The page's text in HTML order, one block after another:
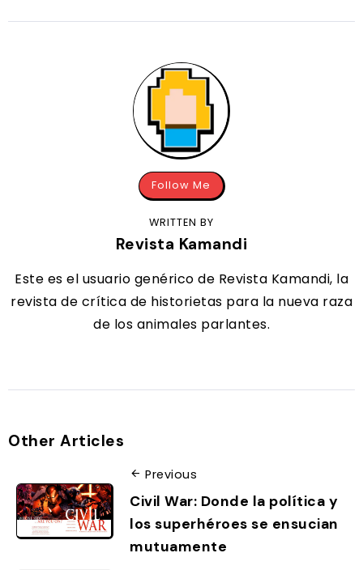
Follow Me
WRITTEN BY
Revista Kamandi
Este es el usuario genérico de Revista Kamandi, la
revista de crítica de historietas para la nueva raza
de los animales parlantes.
Other Articles
Previous
Civil War: Donde la política y
los superhéroes se ensucian
mutuamente